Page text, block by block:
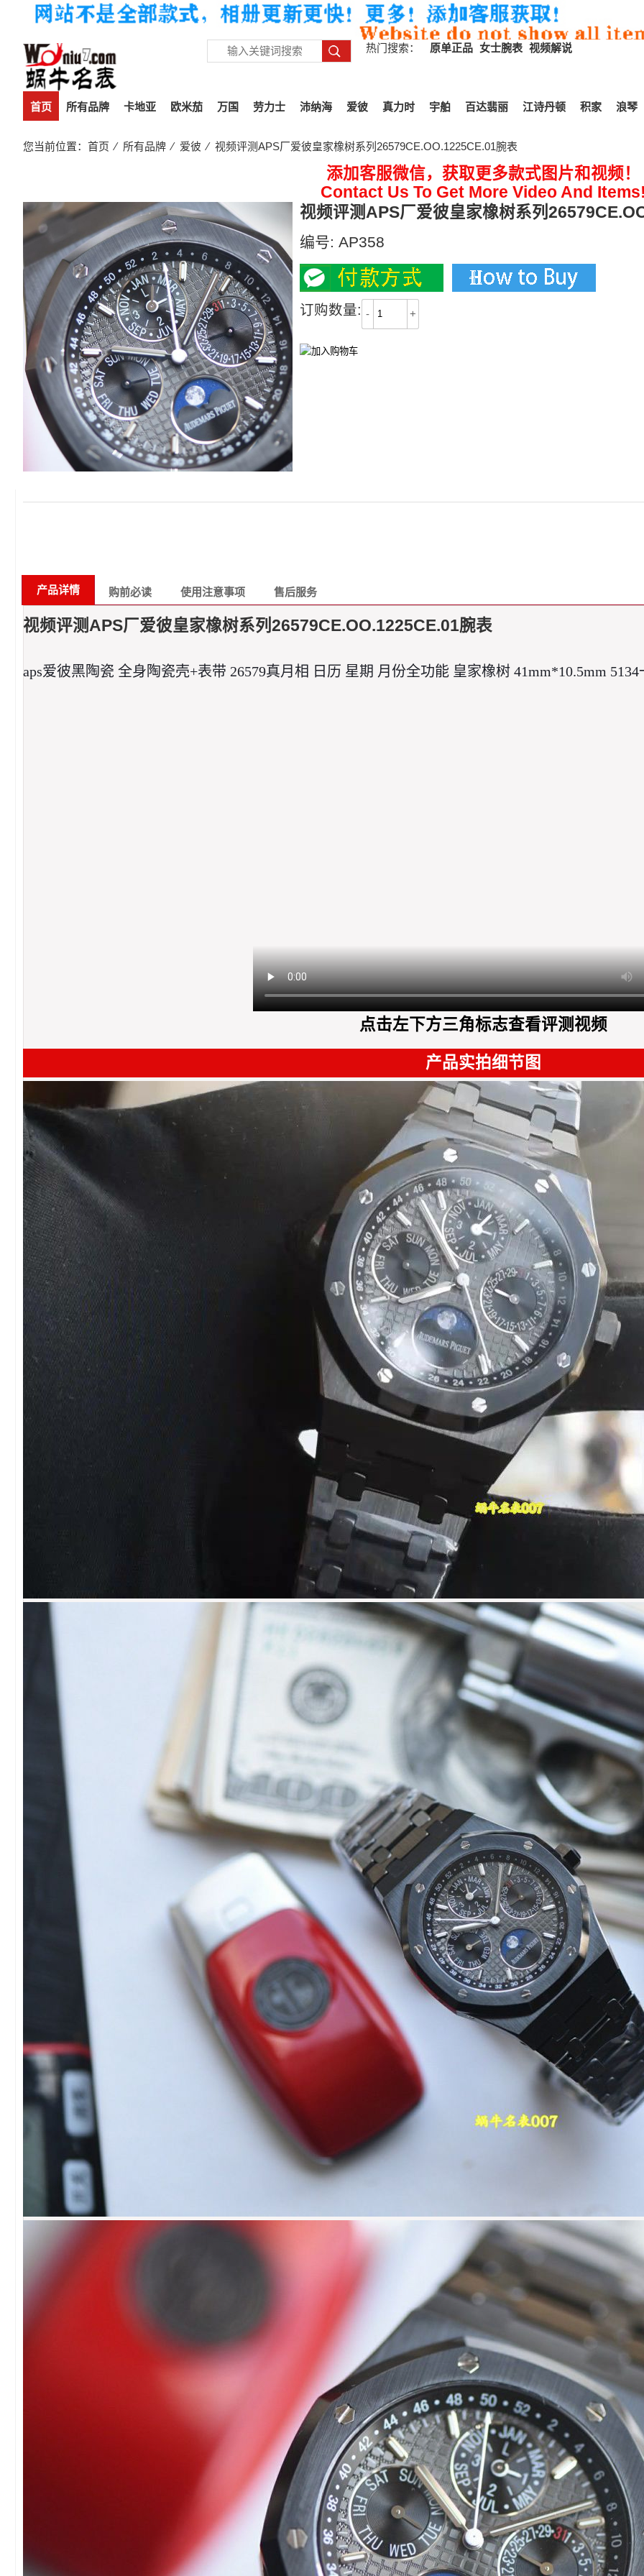
热门搜索： 原单正品 女士腕表 视频解说
首页 所有品牌 卡地亚 欧米茄 万国 劳力士 沛纳海 爱彼 真力时 宇舶 百达翡丽 江诗丹顿 积家 浪琴
您当前位置： 首页 ⁄ 所有品牌 ⁄ 爱彼 ⁄ 视频评测APS厂爱彼皇家橡树系列26579CE.OO.1225CE.01腕表
添加客服微信，获取更多款式图片和视频！
Contact Us To Get More Video And
视频评测APS厂爱彼皇家橡树系列
编号: AP358
订购数量: - +
产品详情 购前必读 使用注意事项 售后服务
视频评测APS厂爱彼皇家橡树系列26579CE.OO.1225CE.01腕表
aps爱彼黑陶瓷 全身陶瓷壳+表带 26579真月相 日历 星期 月份全功能 皇家橡树 41mm*10.5mm 5134
点击左下方三角标志查看评测视频
产品实拍细节图